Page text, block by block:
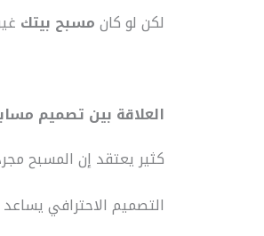
لكن لو كانمسبح بيتك
العلاقة بين تصميم
كثير يعتقد إن المسبح
التصميم الاحترافي